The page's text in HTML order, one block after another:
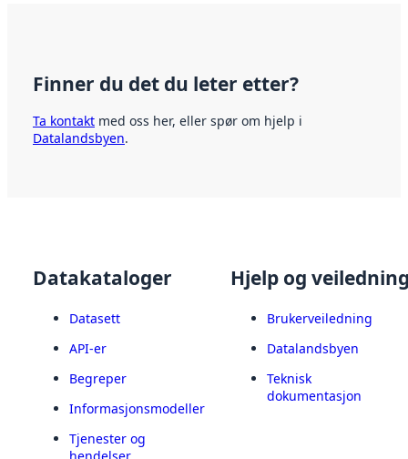
Finner du det du leter etter?
Ta kontakt med oss her, eller spør om hjelp i
Datalandsbyen.
Datakataloger
Datasett
API-er
Begreper
Informasjonsmodeller
Tjenester og
hendelser
Hjelp og
Brukerveiledning
Datalandsbyen
Teknisk
dokumentasjon